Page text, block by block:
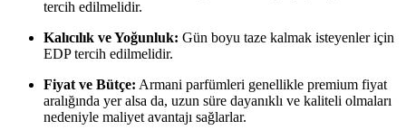
tercih edilmelidir.
Kalıcılık ve Yoğunluk: Gün boyu taze kalmak isteyenler için
EDP tercih edilmelidir.
Fiyat ve Bütçe: Armani parfümleri genellikle premium fiyat
aralığında yer alsa da, uzun süre dayanıklı ve kaliteli olmaları
nedeniyle maliyet avantajı sağlarlar.